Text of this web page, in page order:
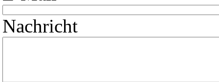
Nachricht